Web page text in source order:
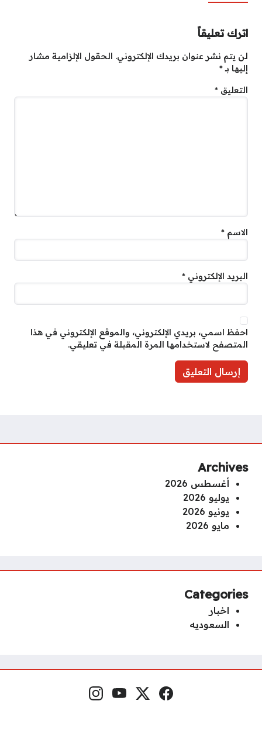
اترك تعليقاً
لن يتم نشر عنوان بريدك الإلكتروني. الحقول الإلزامية مشار
إليها بـ*
التعليق *
الاسم *
البريد الإلكتروني *
احفظ اسمي، بريدي الإلكتروني، والموقع الإلكتروني في هذا
المتصفح لاستخدامها المرة المقبلة في تعليقي.
Archives
أغسطس 2026
يوليو 2026
يونيو 2026
مايو 2026
Categories
اخبار
السعوديه
مواقع التواصل فيسبوكمنصة إكس
يوتيوبإنستغرام